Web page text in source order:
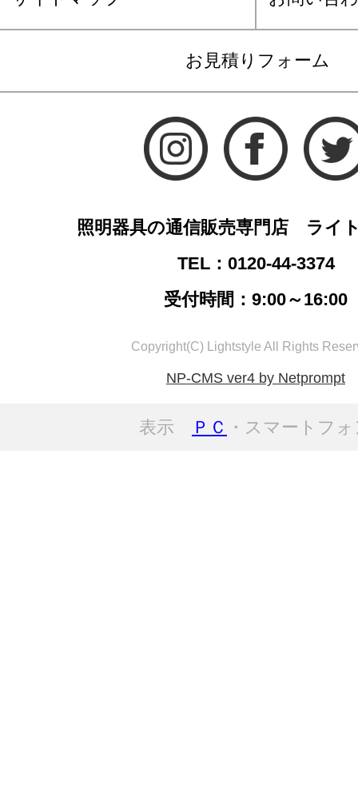
お見積りフォーム
照明器具の通信販売専門店 ライ
TEL：0120-44-3374
受付時間：9:00～16:00
Copyright(C) Lightstyle All Rights
NP-CMS ver4 by Netprompt
表示 ＰＣ ・スマートフ